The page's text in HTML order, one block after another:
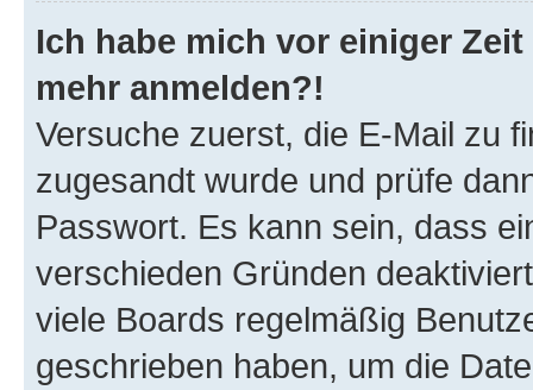
Ich habe mich vor einiger
mehr anmelden?!
Versuche zuerst, die E-Mail zu
zugesandt wurde und prüfe
Passwort. Es kann sein, dass
verschieden Gründen
viele Boards regelmäßig
geschrieben haben, um die